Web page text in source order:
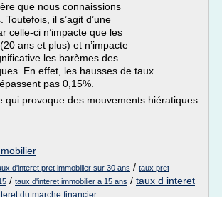
que nous connaissions
il s’agit d’une
celle-ci n’impacte que les
ans et plus) et n’impacte
les barèmes des
En effet, les hausses de taux
pas 0,15%.
qui provoque des mouvements hiératiques
d'interet pret immobilier sur 30 ans / taux pret
/ taux d'interet immobilier a 15 ans / taux d interet
du marche financier